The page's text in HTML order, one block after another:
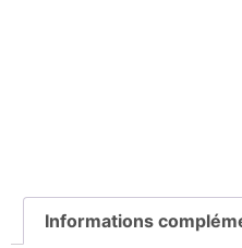
Informations